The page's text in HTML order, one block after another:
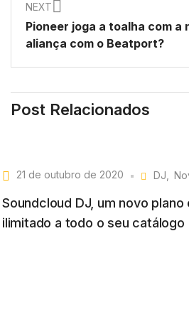
NEXT
Pioneer joga a toalha com a
aliança com o Beatport?
Post Relacionados
21 de outubro de 2020 DJ
Soundcloud DJ, um novo
ilimitado a todo o seu catálogo